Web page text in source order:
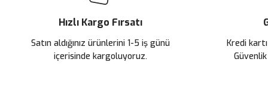
Ürün fiyatı diğer sitelerden daha pahalı.
Bu ürüne benzer farklı alternatifler olmalı.
Hızlı Kargo Fırsatı
Satın aldığınız ürünlerini 1-5 iş günü
içerisinde kargoluyoruz.
Kredi